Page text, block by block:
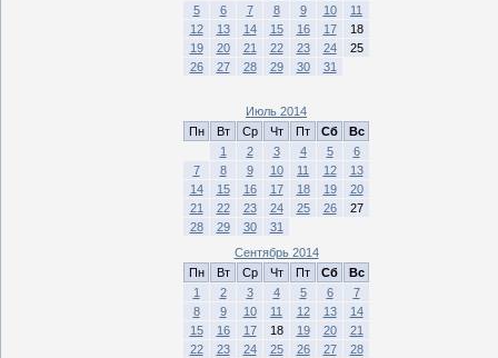
5
6 7 8 9 10
11
12
13 14 15 16 17
18
19
20 21 22 23 24
25
26
27 28 29 30 31
Июль 2014
Пн
Вт Ср Чт Пт Сб
Вс
1
2 3 4 5
6
7
8 9 10 11 12
13
14
15 16 17 18 19
20
21
22 23 24 25 26
27
28
29 30
31
Сентябрь 2014
Пн
Вт Ср Чт Пт Сб
Вс
1
2 3 4 5 6
7
8
9 10 11 12 13
14
15
16 17 18 19 20
21
22
23 24 25 26 27
28